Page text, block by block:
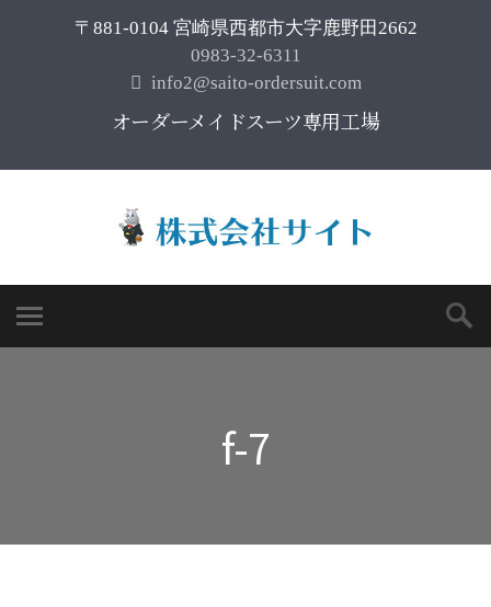
〒881-0104 宮崎県西都市大字鹿野田2662
0983-32-6311
info2@saito-ordersuit.com
オーダーメイドスーツ専用工場
f-7